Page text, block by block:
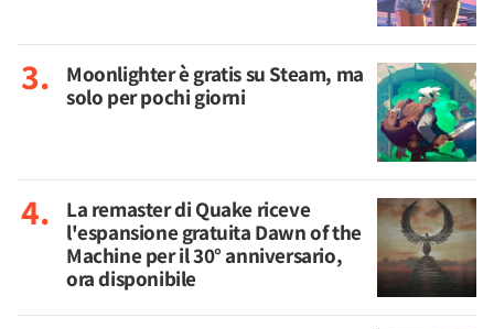
Moonlighter è gratis su Steam, ma
solo per pochi giorni
La remaster di Quake riceve
l'espansione gratuita Dawn of the
Machine per il 30° anniversario,
ora disponibile